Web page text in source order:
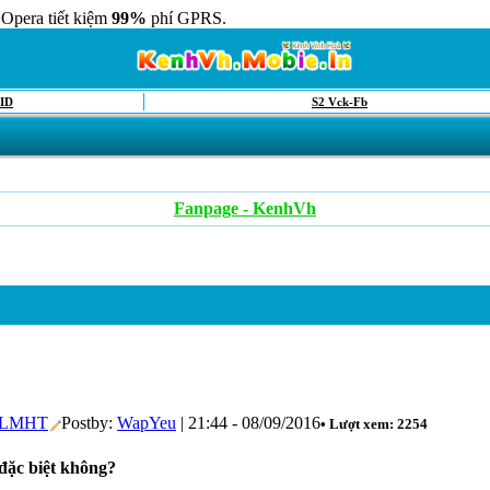
tiết kiệm 99% phí GPRS.
S2 Vck-Fb
Fanpage - KenhVh
Postby: WapYeu | 21:44 - 08/09/2016• Lượt xem: 2254
biệt không?